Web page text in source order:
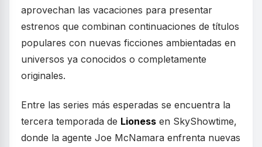
aprovechan las vacaciones para presentar
estrenos que combinan continuaciones de títulos
populares con nuevas ficciones ambientadas en
universos ya conocidos o completamente
originales.
Entre las series más esperadas se encuentra la
tercera temporada de Lioness en SkyShowtime,
donde la agente Joe McNamara enfrenta nuevas